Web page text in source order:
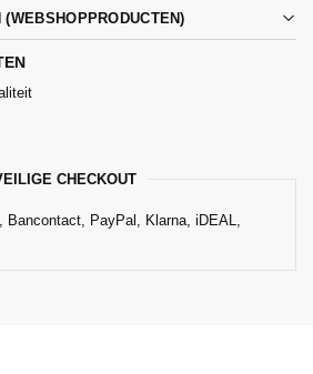
CHECKOUT